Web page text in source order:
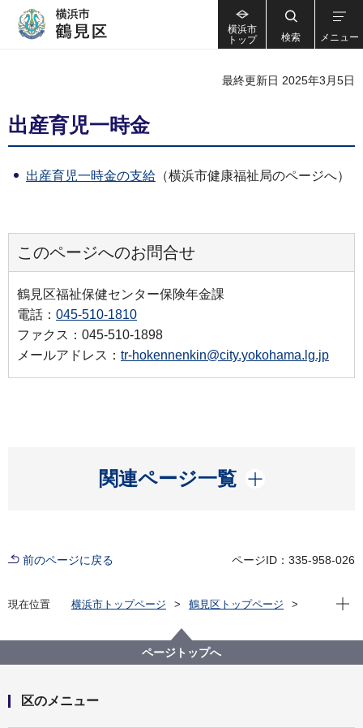
横浜市
トップ
検索 メニュー
最終更新日 2025年3月5日
出産育児一時金
出産育児一時金の支給 （横浜市健康福祉局のページへ）
このページへのお問合せ
鶴見区福祉保健センター保険年金課
電話： 045-510-1810
ファクス：045-510-1898
メールアドレス： tr-hokennenkin@city.yokohama.lg.jp
関連ページ一覧
開く
前のページに戻る ページID：335-958-026
現在位置 横浜市トップページ
鶴見区トップページ
現在
ページトップへ
区のメニュー